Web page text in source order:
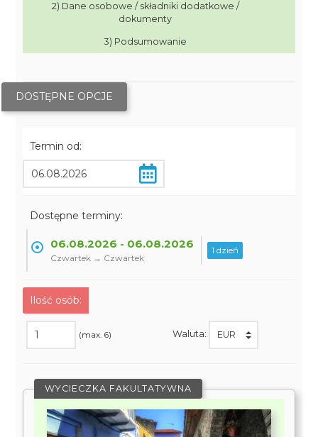
2) Dane osobowe / składniki dodatkowe /
dokumenty
3) Podsumowanie
DOSTĘPNE OPCJE
Termin od:
Dostępne terminy:
06.08.2026 - 06.08.2026
Czwartek → Czwartek
1 dzień
Ilość osób:
(max. 6) Waluta:
WYCIECZKA FAKULTATYWNA